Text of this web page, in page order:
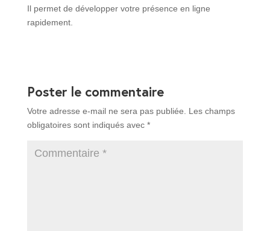
Il permet de développer votre présence en ligne
rapidement.
Poster le commentaire
Votre adresse e-mail ne sera pas publiée.
Les champs
obligatoires sont indiqués avec *